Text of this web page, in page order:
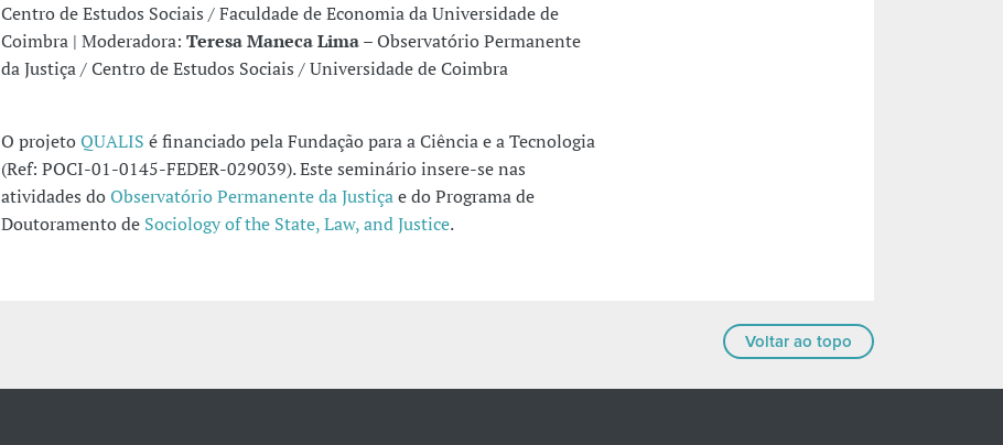
Centro de Estudos Sociais / Faculdade de Economia da Universidade de
Coimbra | Moderadora: Teresa Maneca Lima– Observatório Permanente
da Justiça / Centro de Estudos Sociais / Universidade de Coimbra
O projetoQUALIS é financiado pela Fundação para a Ciência e a Tecnologia
(Ref: POCI-01-0145-FEDER-029039). Este seminário insere-se nas
atividades doObservatório Permanente da Justiçae do Programa de
Doutoramento de Sociology of the State, Law, and Justice.
Voltar ao topo